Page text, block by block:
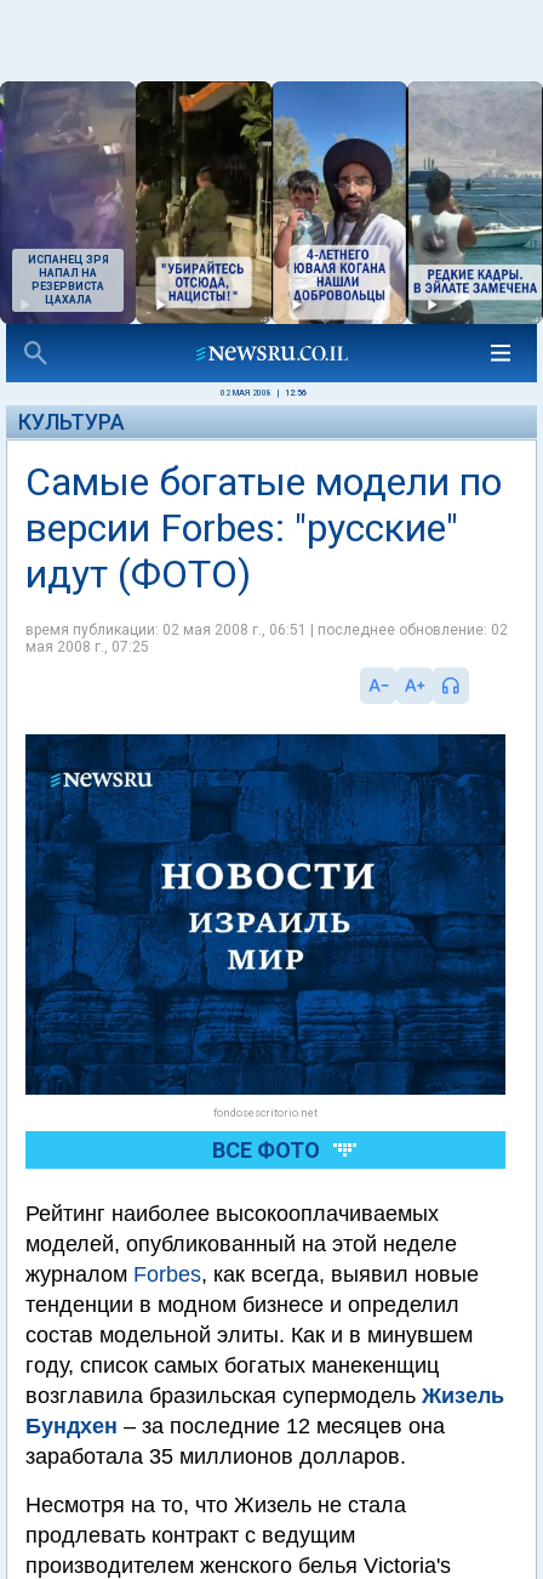
ИСПАНЕЦ ЗРЯ
НАПАЛ НА
РЕЗЕРВИСТА
ЦАХАЛА
02 МАЯ 2008 12:56
КУЛЬТУРА
Самые богатые модели по
версии Forbes: "русские"
идут (ФОТО)
время публикации: 02 мая 2008 г., 06:51 | последнее обновление: 02
мая 2008 г., 07:25
fondosescritorio.net
ВСЕ ФОТО
Рейтинг наиболее высокооплачиваемых
моделей, опубликованный на этой неделе
журналом Forbes, как всегда, выявил новые
тенденции в модном бизнесе и определил
состав модельной элиты. Как и в минувшем
году, список самых богатых манекенщиц
возглавила бразильская супермодель Жизель
Бундхен – за последние 12 месяцев она
заработала 35 миллионов долларов.
Несмотря на то, что Жизель не стала
продлевать контракт с ведущим
производителем женского белья Victoria's